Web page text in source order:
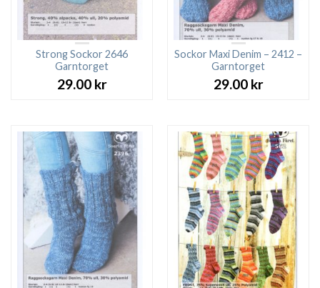
Strong Sockor 2646
Garntorget
29.00 kr
Sockor Maxi Denim – 2412 –
Garntorget
29.00 kr